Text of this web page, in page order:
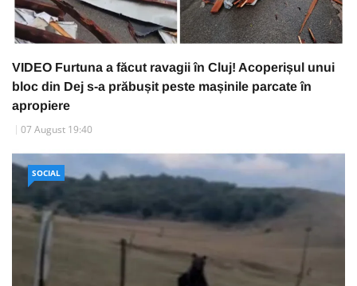
VIDEO Furtuna a făcut ravagii în Cluj! Acoperișul unui
bloc din Dej s-a prăbușit peste mașinile parcate în
apropiere
07 August 19:40
SOCIAL